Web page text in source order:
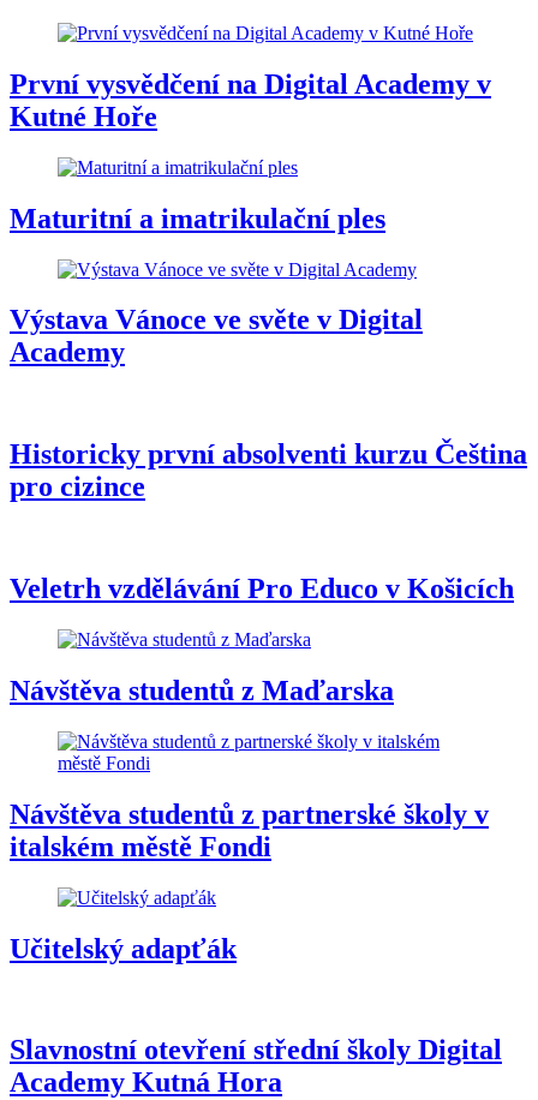
První vysvědčení na Digital Academy v
Kutné Hoře
Maturitní a imatrikulační ples
Výstava Vánoce ve světe v Digital
Academy
Historicky první absolventi kurzu Čeština
pro cizince
Veletrh vzdělávání Pro Educo v Košicích
Návštěva studentů z Maďarska
Návštěva studentů z partnerské školy v
italském městě Fondi
Učitelský adapťák
Slavnostní otevření střední školy Digital
Academy Kutná Hora